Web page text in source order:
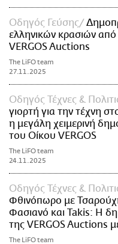
Οδηγός Γεύσης
ελληνικών κρασιών από
VERGOS Auctions
The LiFO team
27.11.2025
Οδηγός Τέχνες &
γιορτή για την τέχνη
η μεγάλη χειμερινή
του Οίκου VERGOS
The LiFO team
24.11.2025
Οδηγός Τέχνες &
Φθινόπωρο με
Φασιανό και Takis: Η
της VERGOS Auctions
The LiFO team